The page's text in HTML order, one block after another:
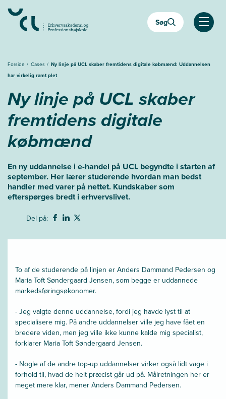
hovedindhold
Søg
Åben
Forside Cases
Ny linje på UCL skaber fremtidens digitale købmænd: Uddannelsen
har virkelig ramt plet
Ny linje på UCL skaber
fremtidens digitale
købmænd
En ny uddannelse i e-handel på UCL begyndte i starten af
september. Her lærer studerende hvordan man bedst
handler med varer på nettet. Kundskaber som
efterspørges bredt i erhvervslivet.
Del på:
To af de studerende på linjen er Anders Dammand Pedersen og
Maria Toft Søndergaard Jensen, som begge er uddannede
markedsføringsøkonomer.
- Jeg valgte denne uddannelse, fordi jeg havde lyst til at
specialisere mig. På andre uddannelser ville jeg have fået en
bredere viden, men jeg ville ikke kunne kalde mig specialist,
forklarer Maria Toft Søndergaard Jensen.
- Nogle af de andre top-up uddannelser virker også lidt vage i
forhold til, hvad de helt præcist går ud på. Målretningen her er
meget mere klar, mener Anders Dammand Pedersen.